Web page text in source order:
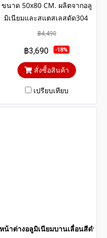
ขนาด 50x80 CM. ผลิตจากอลู
มิเนียมและสแตสเลสดัด304
แข็งแรงทนทาน รับประกันไม่
กระจกสีเขียวใสตัดแสงป้องกัน
ความร้อนและรังสียูวี
฿4,490
฿3,690 -18%
สั่งซื้อสินค้า
เปรียบเทียบ
ตนเลสดัด winking
หน้าต่างอลูมิเนียมบานเลื่อนสีดำส